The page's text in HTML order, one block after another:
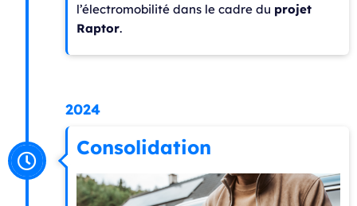
l’électromobilité dans le cadre du projet
Raptor.
2024
Consolidation